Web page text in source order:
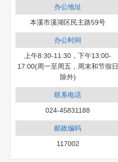
办公地址
本溪市溪湖区民主路59号
办公时间
上午8:30-11:30，下午13:00-
17:00(周一至周五，周末和节假日
除外)
联系电话
024-45831188
邮政编码
117002